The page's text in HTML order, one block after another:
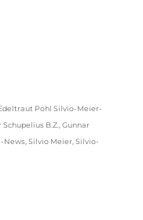
Pohl Silvio-Meier-
Schupelius B.Z. ,Gunnar
News ,Silvio Meier ,Silvio-